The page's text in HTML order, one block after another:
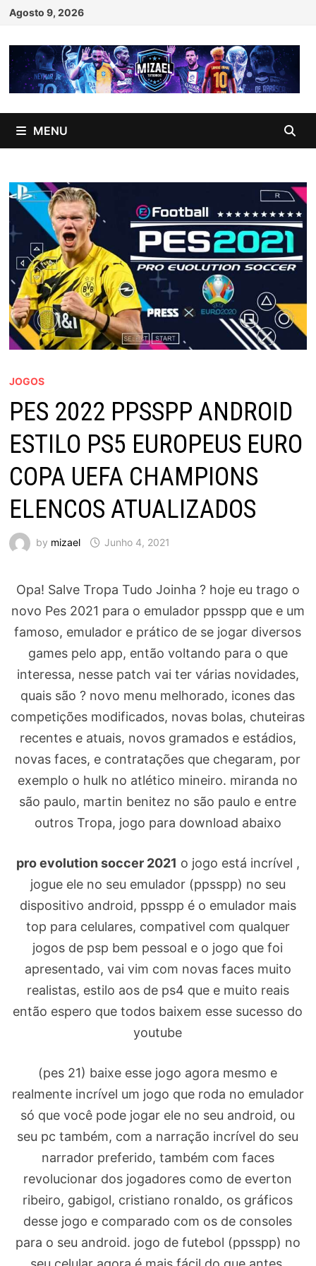
Skip
content
Agosto 9, 2026
MENU
JOGOS
PES 2022 PPSSPP ANDROID
ESTILO PS5 EUROPEUS EURO
COPA UEFA CHAMPIONS
ELENCOS ATUALIZADOS
by mizael Junho 4, 2021
Opa! Salve Tropa Tudo Joinha ? hoje eu trago o
novo Pes 2021 para o emulador ppsspp que e um
famoso, emulador e prático de se jogar diversos
games pelo app, então voltando para o que
interessa, nesse patch vai ter várias novidades,
quais são ? novo menu melhorado, icones das
competições modificados, novas bolas, chuteiras
recentes e atuais, novos gramados e estádios,
novas faces, e contratações que chegaram, por
exemplo o hulk no atlético mineiro. miranda no
são paulo, martin benitez no são paulo e entre
outros Tropa, jogo para download abaixo
pro evolution soccer 2021 o jogo está incrível ,
jogue ele no seu emulador (ppsspp) no seu
dispositivo android, ppsspp é o emulador mais
top para celulares, compativel com qualquer
jogos de psp bem pessoal e o jogo que foi
apresentado, vai vim com novas faces muito
realistas, estilo aos de ps4 que e muito reais
então espero que todos baixem esse sucesso do
youtube
(pes 21) baixe esse jogo agora mesmo e
realmente incrível um jogo que roda no emulador
só que você pode jogar ele no seu android, ou
seu pc também, com a narração incrível do seu
narrador preferido, também com faces
revolucionar dos jogadores como de everton
ribeiro, gabigol, cristiano ronaldo, os gráficos
desse jogo e comparado com os de consoles
para o seu android. jogo de futebol (ppsspp) no